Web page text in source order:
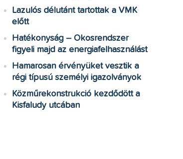
Lazulós délutánt tartottak a VMK
előtt
Hatékonyság – Okosrendszer
figyeli majd az energiafelhasználást
Hamarosan érvényüket vesztik a
régi típusú személyi igazolványok
Közműrekonstrukció kezdődött a
Kisfaludy utcában